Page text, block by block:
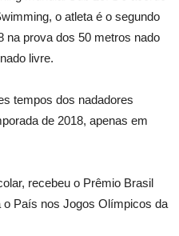
o atleta é o segundo
na prova dos 50 metros nado
livre.
tempos dos nadadores
de 2018, apenas em
recebeu o Prêmio Brasil
País nos Jogos Olímpicos da